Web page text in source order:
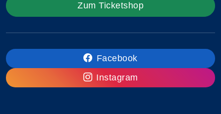
Zum Ticketshop
Facebook
Instagram